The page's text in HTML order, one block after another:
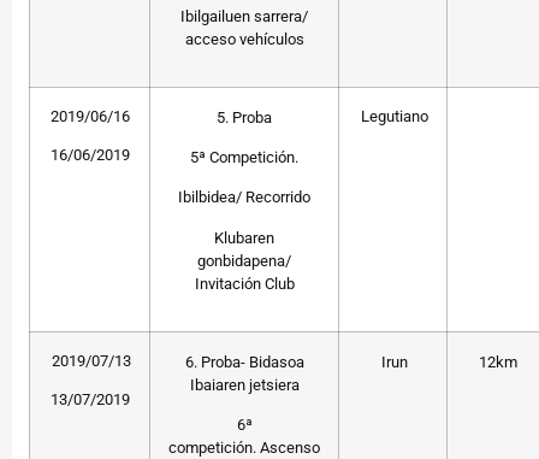
Ibilgailuen sarrera/
acceso vehículos
2019/06/16
16/06/2019
5. Proba
5ª Competición.
Ibilbidea/ Recorrido
Klubaren
gonbidapena/
Invitación Club
Legutiano
2019/07/13
13/07/2019
6. Proba- Bidasoa
Ibaiaren jetsiera
6ª
competición. Ascenso
Irun 12km